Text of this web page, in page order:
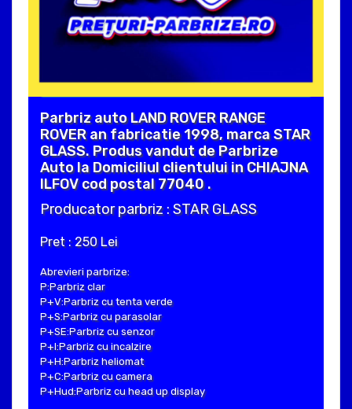
Parbriz auto LAND ROVER RANGE
ROVER an fabricatie 1998, marca STAR
GLASS. Produs vandut de Parbrize
Auto la Domiciliul clientului in CHIAJNA
ILFOV cod postal 77040 .
Producator parbriz : STAR GLASS
Pret : 250 Lei
Abrevieri parbrize:
P:Parbriz clar
P+V:Parbriz cu tenta verde
P+S:Parbriz cu parasolar
P+SE:Parbriz cu senzor
P+I:Parbriz cu incalzire
P+H:Parbriz heliomat
P+C:Parbriz cu camera
P+Hud:Parbriz cu head up display